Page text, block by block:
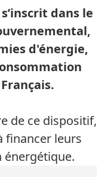
dans le
d'énergie,
de ce dispositif,
financer leurs
énergétique.